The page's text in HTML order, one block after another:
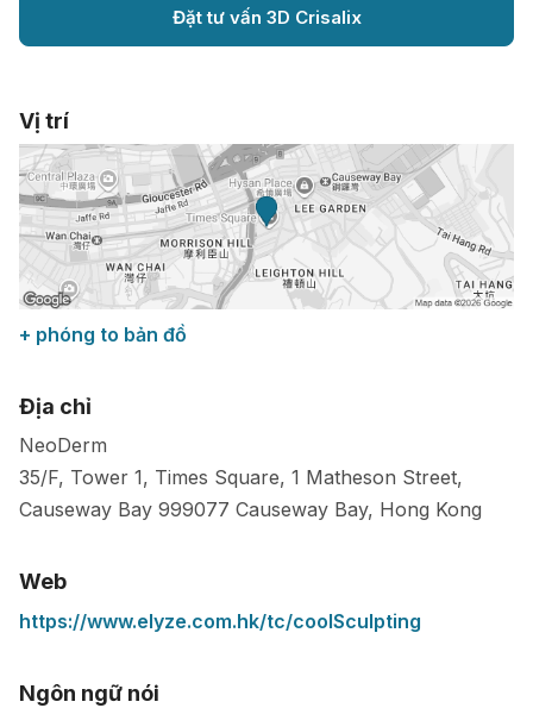
Đặt tư vấn 3D Crisalix
Vị trí
+ phóng to bản đồ
Địa chỉ
NeoDerm
35/F, Tower 1, Times Square, 1 Matheson Street,
Causeway Bay 999077 Causeway Bay, Hong Kong
Web
https://www.elyze.com.hk/tc/coolSculpting
Ngôn ngữ nói